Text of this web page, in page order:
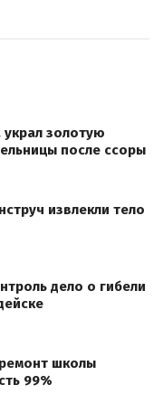
золотую
после ссоры
извлекли тело
дело о гибели
школы
99%